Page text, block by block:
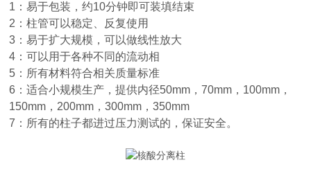
1：易于包装，约10分钟即可装填结束
2：柱管可以稳定、反复使用
3：易于扩大规模，可以做线性放大
4：可以用于各种不同的流动相
5：所有材料符合相关质量标准
6：适合小规模生产，提供内径50mm，70mm，100mm，
150mm，200mm，300mm，350mm
7：所有的柱子都进过压力测试的，保证安全。